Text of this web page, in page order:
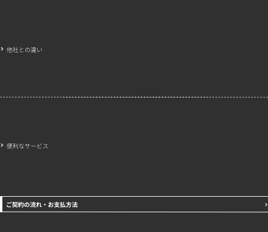
他社との違い
便利なサービス
ご契約の流れ・お支払方法